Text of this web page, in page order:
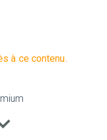
à ce contenu.